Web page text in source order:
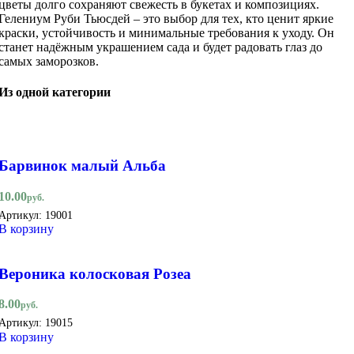
долго сохраняют свежесть в букетах и композициях.
Руби Тьюсдей – это выбор для тех, кто ценит яркие
устойчивость и минимальные требования к уходу. Он
надёжным украшением сада и будет радовать глаз до
заморозков.
одной категории
малый Альба
руб.
19001
корзину
колосковая Розеа
руб.
19015
корзину